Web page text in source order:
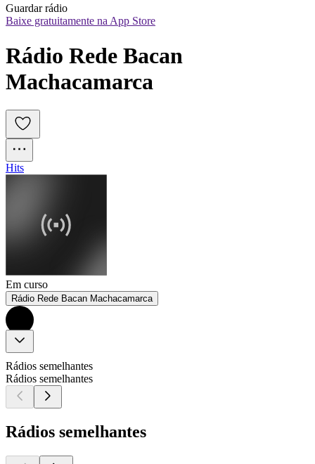
Guardar rádio
Baixe gratuitamente na App Store
Rádio Rede Bacan
Machacamarca
Hits
Em curso
Rádio Rede Bacan Machacamarca
Rádios semelhantes
Rádios semelhantes
Rádios semelhantes